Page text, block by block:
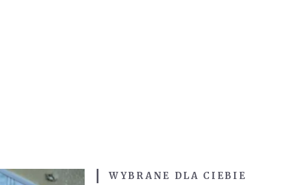
WYBRANE DLA CIEBIE